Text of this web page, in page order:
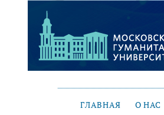
ГЛАВНАЯ О НАС